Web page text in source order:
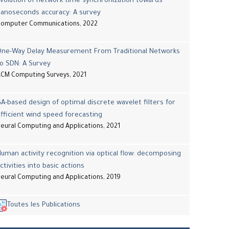
accuracy: A survey
Communications, 2022
Way Delay Measurement From Traditional Networks
SDN: A Survey
Computing Surveys, 2021
based design of optimal discrete wavelet filters for
wind speed forecasting
Computing and Applications, 2021
activity recognition via optical flow: decomposing
into basic actions
Computing and Applications, 2019
Toutes les Publications